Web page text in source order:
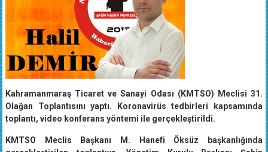
Kahramanmaraş Ticaret ve Sanayi Odası (KMTSO) Meclisi 31.
Olağan Toplantısını yaptı. Koronavirüs tedbirleri kapsamında
toplantı, video konferans yöntemi ile gerçekleştirildi.
KMTSO Meclis Başkanı M. Hanefi Öksüz başkanlığında